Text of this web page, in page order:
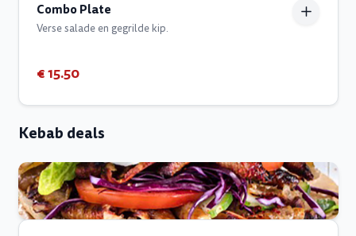
Combo Plate
Verse salade en gegrilde kip.
€ 15.50
Kebab deals